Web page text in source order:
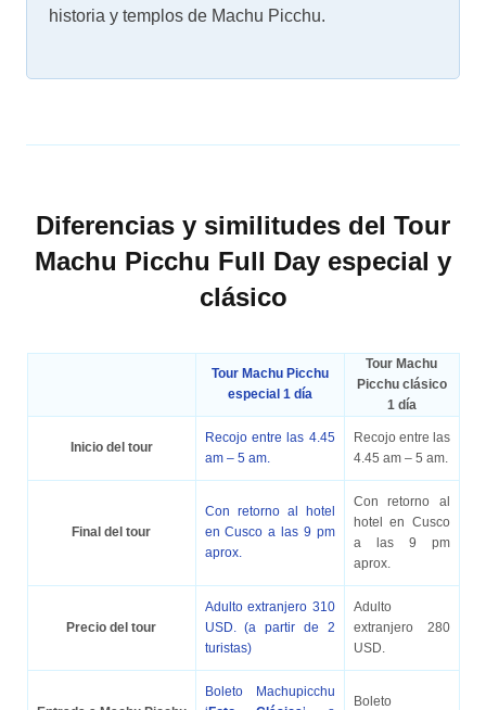
historia y templos de Machu Picchu.
Diferencias y similitudes del Tour
Machu Picchu Full Day especial y
clásico
Tour Machu Picchu
especial 1 día
Tour Machu
Picchu clásico
1 día
Inicio del tour
Recojo entre las 4.45
am – 5 am.
Recojo entre las
4.45 am – 5 am.
Final del tour
Con retorno al hotel
en Cusco a las 9 pm
aprox.
Con retorno al
hotel en Cusco
a las 9 pm
aprox.
Precio del tour
Adulto extranjero 310
USD. (a partir de 2
turistas)
Adulto
extranjero 280
USD.
Boleto Machupicchu
Boleto